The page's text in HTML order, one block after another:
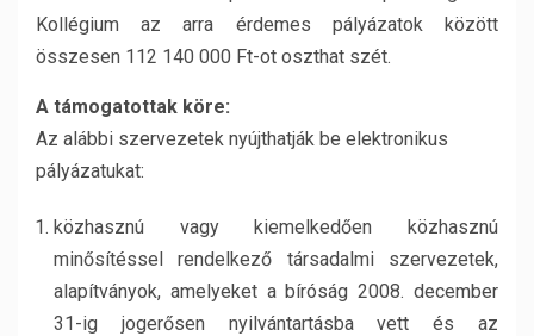
Kollégium az arra érdemes pályázatok között
összesen 112 140 000 Ft-ot oszthat szét.
A támogatottak köre:
Az alábbi szervezetek nyújthatják be elektronikus
pályázatukat:
közhasznú vagy kiemelkedően közhasznú
minősítéssel rendelkező társadalmi szervezetek,
alapítványok, amelyeket a bíróság 2008. december
31-ig jogerősen nyilvántartásba vett és az